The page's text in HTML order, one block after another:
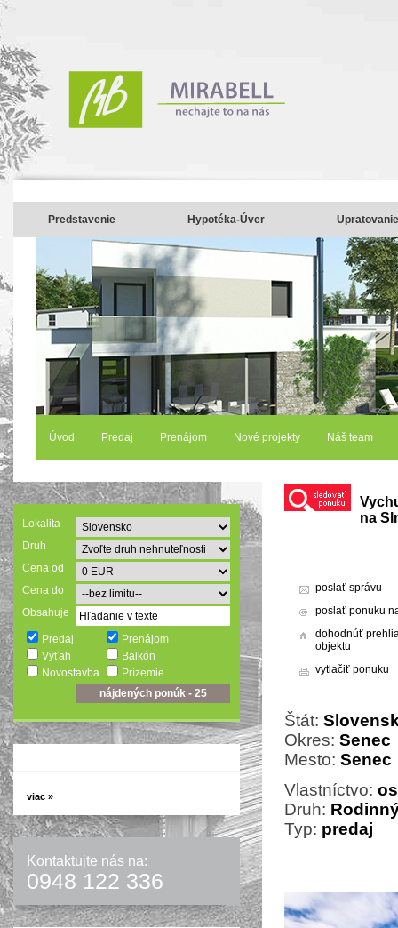
Predstavenie Hypotéka-Úver Upratovanie
Úvod Predaj Prenájom Nové projekty Náš team
Lokalita
Druh
Cena od
Cena do
Obsahuje
Predaj
Prenájom
Výťah
Balkón
Novostavba
Prízemie
viac »
Kontaktujte nás na:
0948 122 336
na
poslať správu
poslať ponuku
dohodnúť
objektu
vytlačiť ponuku
Štát:
Okres: Senec
Mesto: Senec
Vlastníctvo:
Druh:
Typ: predaj